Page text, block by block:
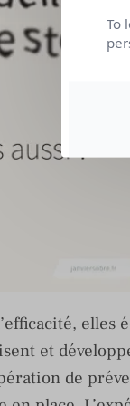
elles
et
de
To